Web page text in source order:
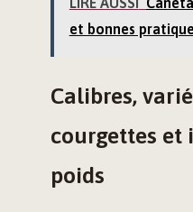
et bonnes
Calibres,
courgettes et
poids